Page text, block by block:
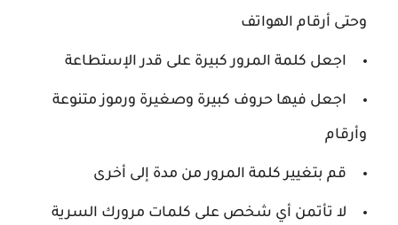
وحتى أرقام الهواتف
اجعل كلمة المرور كبيرة على قدر الإستطاعة
اجعل فيها حروف كبيرة وصغيرة ورموز متنوعة
وأرقام
قم بتغيير كلمة المرور من مدة إلى أخرى
لا تأتمن أي شخص على كلمات مرورك السرية